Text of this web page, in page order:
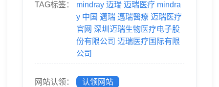
TAG标签： mindray 迈瑞 迈瑞医疗 mindra
y 中国 邁瑞 邁瑞醫療 迈瑞医疗
官网 深圳迈瑞生物医疗电子股
份有限公司 迈瑞医疗国际有限
公司
网站认领： 认领网站